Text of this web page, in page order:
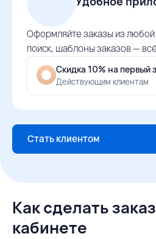
Оформляйте заказы из
поиск, шаблоны заказов —
Скидка 10% на первый
Действующим клиентам
Стать клиентом
Как сделать
кабинете